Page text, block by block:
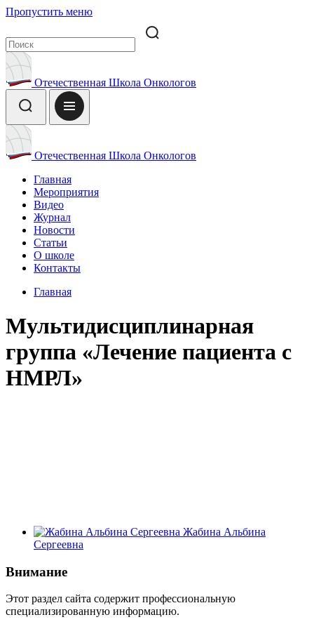
Пропустить меню
Отечественная Школа Онкологов
Отечественная Школа Онкологов
Главная
Мероприятия
Видео
Журнал
Новости
Статьи
О школе
Контакты
Главная
Мультидисциплинарная
группа «Лечение пациента с
НМРЛ»
Жабина Альбина
Сергеевна
Внимание
Этот раздел сайта содержит профессиональную
специализированную информацию.